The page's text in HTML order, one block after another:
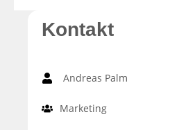
Kontakt
Andreas Palm
Marketing